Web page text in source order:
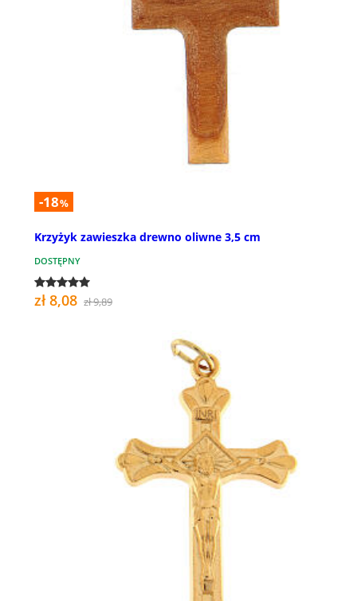
-18%
Krzyżyk zawieszka drewno oliwne 3,5 cm
DOSTĘPNY
zł 8,08 zł 9,89